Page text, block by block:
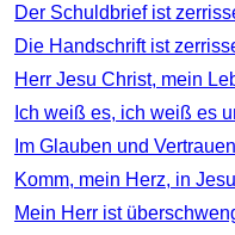
Der Schuldbrief ist
Die Handschrift ist
Herr Jesu Christ, mein
Ich weiß es, ich weiß es
Im Glauben und Vertrauen
Komm, mein Herz, in
Mein Herr ist